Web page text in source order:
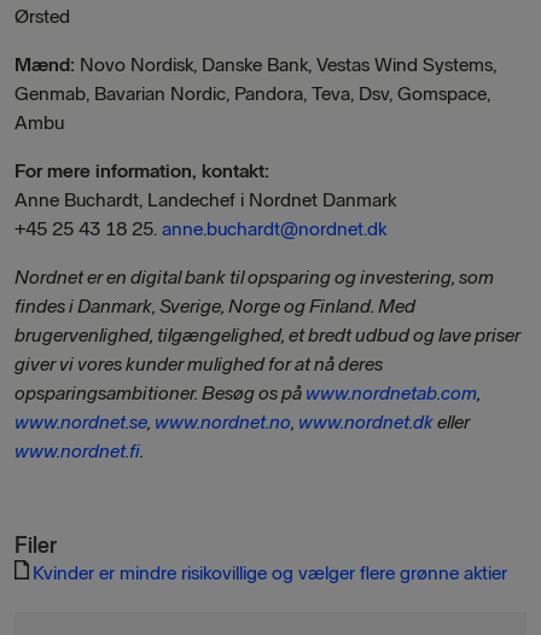
Ørsted
Mænd: Novo Nordisk, Danske Bank, Vestas Wind Systems,
Genmab, Bavarian Nordic, Pandora, Teva, Dsv, Gomspace,
Ambu
For mere information, kontakt:
Anne Buchardt, Landechef i Nordnet Danmark
+45 25 43 18 25. anne.buchardt@nordnet.dk
Nordnet er en digital bank til opsparing og investering, som
findes i Danmark, Sverige, Norge og Finland. Med
brugervenlighed, tilgængelighed, et bredt udbud og lave priser
giver vi vores kunder mulighed for at nå deres
opsparingsambitioner. Besøg os på www.nordnetab.com,
www.nordnet.se, www.nordnet.no, www.nordnet.dkeller
www.nordnet.fi.
Filer
Kvinder er mindre risikovillige og vælger flere grønne aktier